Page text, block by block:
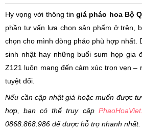
Hy vọng với thông tingiá pháo hoa Bộ
phần tư vấn lựa chọn sản phẩm ở trên,
chọn cho mình dòng pháo phù hợp nhất.
sinh nhật hay những buổi sum họp gia
Z121 luôn mang đến cảm xúc trọn vẹn –
tuyệt đối.
Nếu cần cập nhật giá hoặc muốn được
hợp, bạn có thể truy cập
0868.868.986 để được hỗ trợ nhanh nhất.